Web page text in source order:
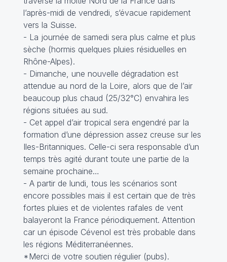
l’après-midi de vendredi, s‘évacue rapidement
vers la Suisse.
- La journée de samedi sera plus calme et plus
sèche (hormis quelques pluies résiduelles en
Rhône-Alpes).
- Dimanche, une nouvelle dégradation est
attendue au nord de la Loire, alors que de l’air
beaucoup plus chaud (25/32°C) envahira les
régions situées au sud.
- Cet appel d’air tropical sera engendré par la
formation d’une dépression assez creuse sur les
Iles-Britanniques. Celle-ci sera responsable d’un
temps très agité durant toute une partie de la
semaine prochaine…
- A partir de lundi, tous les scénarios sont
encore possibles mais il est certain que de très
fortes pluies et de violentes rafales de vent
balayeront la France périodiquement. Attention
car un épisode Cévenol est très probable dans
les régions Méditerranéennes.
*Merci de votre soutien régulier (pubs).